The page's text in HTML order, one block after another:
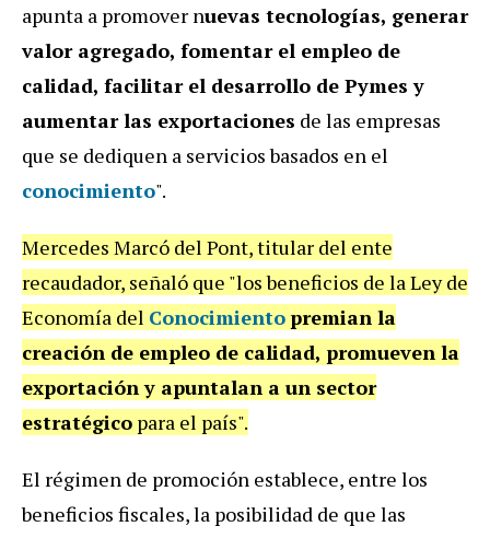
apunta a promover nuevas tecnologías, generar
valor agregado, fomentar el empleo de
calidad, facilitar el desarrollo de Pymes y
aumentar las exportaciones de las empresas
que se dediquen a servicios basados en el
conocimiento".
Mercedes Marcó del Pont, titular del ente
recaudador, señaló que "los beneficios de la Ley de
Economía del Conocimientopremian la
creación de empleo de calidad, promueven la
exportación y apuntalan a un sector
estratégico para el país".
El régimen de promoción establece, entre los
beneficios fiscales, la posibilidad de que las